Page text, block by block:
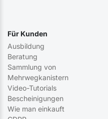
Für Kunden
Ausbildung
Beratung
Sammlung von
Mehrwegkanistern
Video-Tutorials
Bescheinigungen
Wie man einkauft